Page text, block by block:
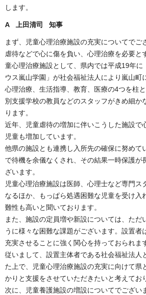
します。
A 上田清司 知事
まず、児童心理治療施設の充実についてでご
虐待などで心に傷を負い、心理治療を必要と
童心理治療施設として、県内では平成19年に
ウス嵐山学園」が社会福祉法人により嵐山町
心理治療、生活指導、教育、医療の4つを柱
別支援学校の教員などのスタッフがきめ細か
ります。
近年、児童虐待の増加に伴いこうした施設で
児童も増加しています。
他県の施設とも連携し入所先の確保に努めて
で待機を余儀なくされ、その結果一時保護が
ざいます。
児童心理治療施設は医師、心理士など専門ス
なるほか、もっぱら処遇困難な児童を受け入
難性も高いと聞いております。
また、施設の定員増や新設については、ただ
うに様々な困難な課題がございます。設置者
充実させることに強く関心を持っておられま
従いまして、設置主体者である社会福祉法人
た上で、児童心理治療施設の充実に向けて県
かりと支援をさせていただきたいと考えてお
次に、児童養護施設の増設についてでござい